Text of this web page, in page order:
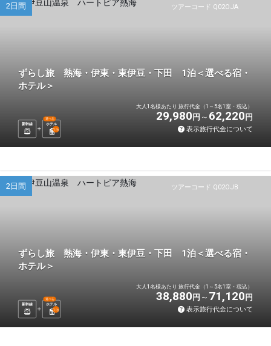
ツアーコード Q02OJA
2日間
ずらし旅 熱海・伊東・東伊豆・下田 1泊＜選べる宿・
ホテル＞
新幹線 ホテル
選べる
1 泊
大人1名様あたり 旅行代金（1～5名1室・税込）
29,980 円 62,220 円
表示旅行代金について
ツアーコード Q02OJB
2日間
ずらし旅 熱海・伊東・東伊豆・下田 1泊＜選べる宿・
ホテル＞
新幹線 ホテル
選べる
1 泊
大人1名様あたり 旅行代金（1～5名1室・税込）
38,880 円 71,120 円
表示旅行代金について